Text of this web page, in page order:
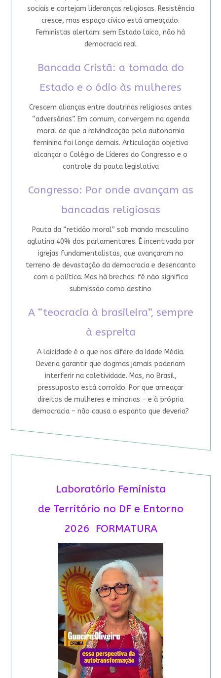
sociais e cortejam lideranças religiosas. Resistência
cresce, mas espaço cívico está ameaçado.
Feministas alertam: sem Estado laico, não há
democracia real
Bancada Cristã: a tomada do
Estado e o ódio às mulheres
Crescem alianças entre doutrinas religiosas antes
“adversárias”. Em comum, convergem na agenda
moral de que a reivindicação pela autonomia
feminina foi longe demais. Articulação objetiva
alcançar o Colégio de Líderes do Congresso e o
controle da pauta legislativa
Congresso: Por onde avançam as
bancadas religiosas
Pauta da “retidão moral” sob mando masculino
aglutina 40% dos parlamentares. É incentivada por
igrejas fundamentalistas, que avançaram no
terreno de devastação da democracia e desencanto
com a política. Mas há brechas: fé não significa
submissão como destino
A “teocracia à brasileira”, sempre
à espreita
A laicidade é o que nos difere da Idade Média.
Deveria garantir que dogmas jamais poderiam
interferir na coletividade. Mas, no Brasil,
pressuposto está corroído. Por que ameaçar
direitos de mulheres e minorias – e à própria
democracia – não causa o espanto que deveria?
Laboratório Feminista
de Território no DF e Entorno
2026 FORMATURA